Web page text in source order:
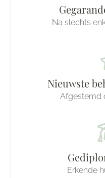
Na slechts
Nieuwste
Afgestemd
Erkende